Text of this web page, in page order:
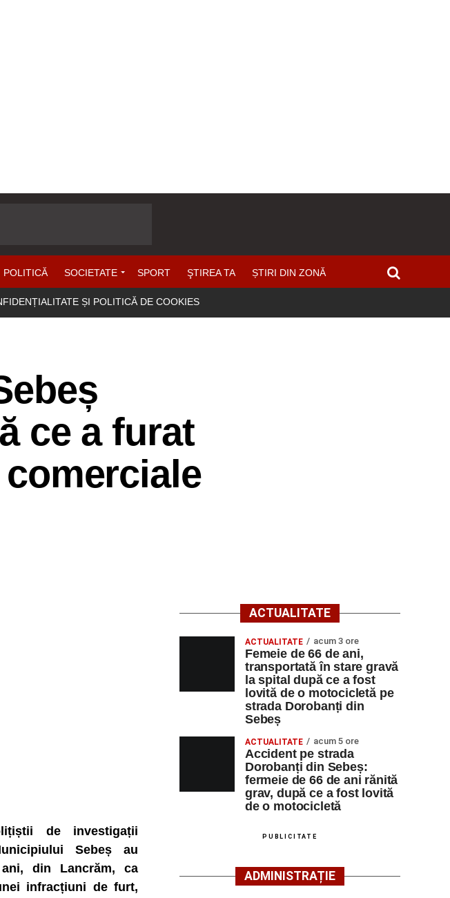
POLITICĂ SOCIETATE SPORT ŞTIREA TA ȘTIRI DIN ZONĂ
ȘI POLITICĂ DE COOKIES
ce a furat
de investigații
Sebeș au
din Lancrăm, ca
infracțiuni de furt,
ACTUALITATE
ACTUALITATE acum 3 ore
Femeie de 66 de ani,
transportată în stare gravă
la spital după ce a fost
lovită de o motocicletă pe
strada Dorobanți din
Sebeș
ACTUALITATE acum 5 ore
Accident pe strada
Dorobanți din Sebeș:
fermeie de 66 de ani rănită
grav, după ce a fost lovită
de o motocicletă
PUBLICITATE
ADMINISTRAȚIE